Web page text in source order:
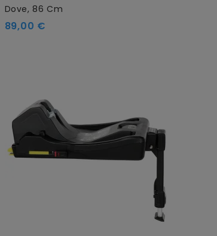
Dove, 86 Cm
89,00 €